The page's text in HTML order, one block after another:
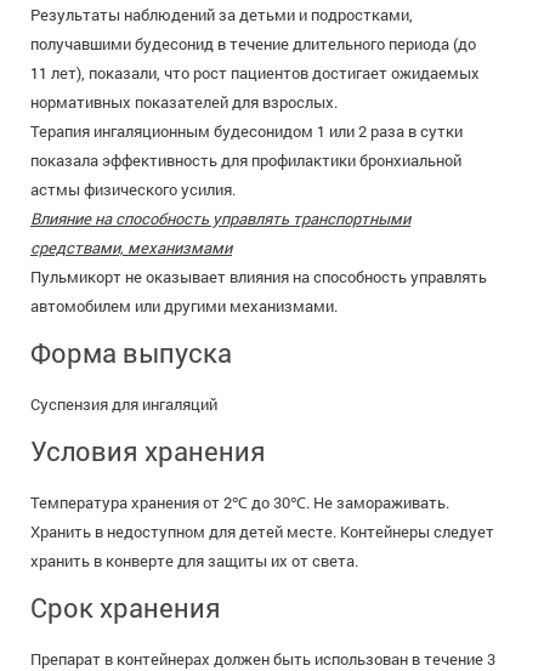
Результаты наблюдений за детьми и подростками,
получавшими будесонид в течение длительного периода (до
11 лет), показали, что рост пациентов достигает ожидаемых
нормативных показателей для взрослых.
Терапия ингаляционным будесонидом 1 или 2 раза в сутки
показала эффективность для профилактики бронхиальной
астмы физического усилия.
Влияние на способность управлять транспортными
средствами, механизмами
Пульмикорт не оказывает влияния на способность управлять
автомобилем или другими механизмами.
Форма выпуска
Суспензия для ингаляций
Условия хранения
Температура хранения от 2℃ до 30℃. Не замораживать.
Хранить в недоступном для детей месте. Контейнеры следует
хранить в конверте для защиты их от света.
Срок хранения
Препарат в контейнерах должен быть использован в течение 3